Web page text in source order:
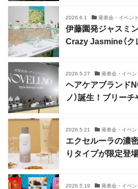
2026.6.1 発表会・イベン
伊藤園発ジャスミ
Crazy Jasmine（ク
2026.5.27 発表会・イベン
ヘアケアブランド
ノ）誕生！ブリー
2026.5.21 発表会・イベン
エクセルーラの濃
りタイプが限定登
2026.5.19 発表会・イベン